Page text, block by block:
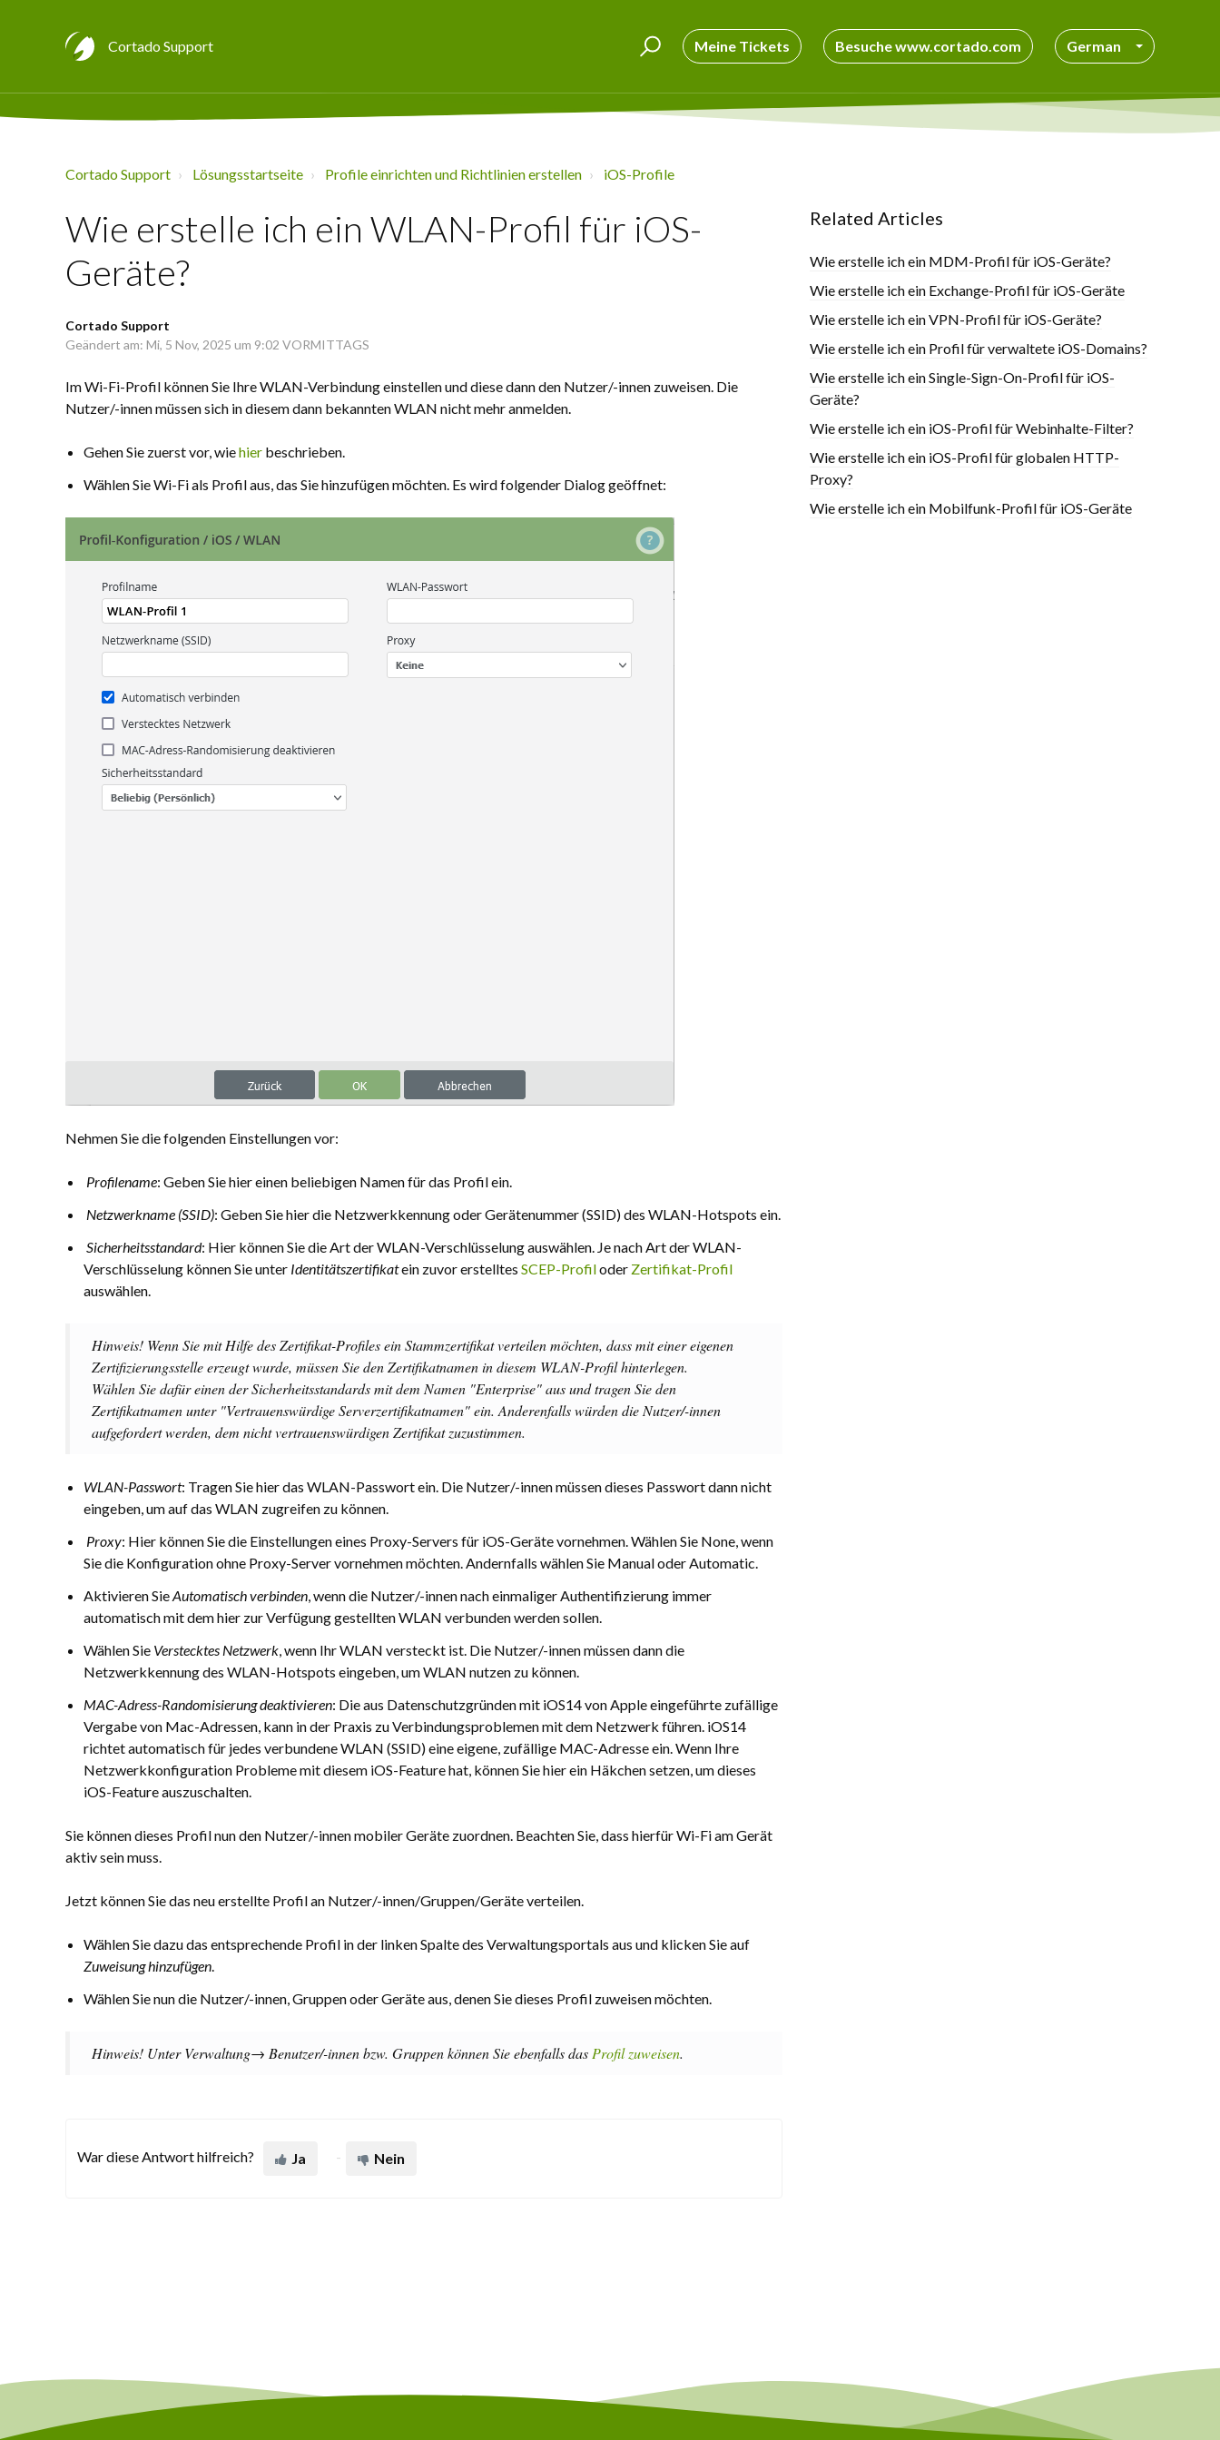
Cortado Support Meine Tickets Besuche www.cortado.com German
Cortado Support Lösungsstartseite Profile einrichten und Richtlinien erstellen iOS-Profile
Wie erstelle ich ein WLAN-Profil für iOS-
Geräte?
Cortado Support
Geändert am: Mi, 5 Nov, 2025 um 9:02 VORMITTAGS
Im Wi-Fi-Profil können Sie Ihre WLAN-Verbindung einstellen und diese dann den Nutzer/-innen zuweisen. Die
Nutzer/-innen müssen sich in diesem dann bekannten WLAN nicht mehr anmelden.
Gehen Sie zuerst vor, wiehier beschrieben.
Wählen Sie Wi-Fi als Profil aus, das Sie hinzufügen möchten. Es wird folgender Dialog geöffnet:
Nehmen Sie die folgenden Einstellungen vor:
Profilename: Geben Sie hier einen beliebigen Namen für das Profil ein.
Netzwerkname (SSID): Geben Sie hier die Netzwerkkennung oder Gerä­tenummer (SSID) des WLAN-Hotspots ein.
Sicherheitsstandard: Hier können Sie die Art der WLAN-Verschlüsselung auswählen. Je nach Art der WLAN-
Verschlüsselung können Sie unter Identitätszertifikatein zuvor erstelltes SCEP-Profiloder Zertifikat-Profil
auswählen.
Hinweis! Wenn Sie mit Hilfe des Zertifikat-Profiles ein Stammzertifikat verteilen möchten, dass mit einer eigenen
Zertifizierungsstelle erzeugt wurde, müssen Sie den Zertifikatnamen in diesem WLAN-Profil hinterlegen.
Wählen Sie dafür einen der Sicherheitsstandards mit dem Namen "Enterprise" aus und tragen Sie den
Zertifikatnamen unter "Vertrauenswürdige Serverzertifikatnamen" ein. Anderenfalls würden die Nutzer/-innen
aufgefordert werden, dem nicht vertrauenswürdigen Zertifikat zuzustimmen.
WLAN-Passwort: Tragen Sie hier das WLAN-Passwort ein. Die Nutzer/-innen müssen dieses Passwort dann nicht
eingeben, um auf das WLAN zugreifen zu können.
Proxy: Hier können Sie die Einstellungen eines Proxy-Servers für iOS-Geräte vornehmen. Wählen Sie None, wenn
Sie die Konfiguration ohne Proxy-Server vornehmen möchten. Andernfalls wählen Sie Manual oder Automatic.
Aktivieren SieAutomatisch verbinden, wenn die Nutzer/-innen nach einmaliger Authentifizierung immer
automatisch mit dem hier zur Verfügung gestellten WLAN verbunden werden sollen.
Wählen Sie Verstecktes Netzwerk, wenn Ihr WLAN versteckt ist. Die Nutzer/-innen müssen dann die
Netzwerkkennung des WLAN-Hotspots eingeben, um WLAN nutzen zu können.
MAC-Adress-Randomisierung deaktivieren: Die aus Datenschutzgründen mit iOS14 von Apple eingeführte zufällige
Vergabe von Mac-Adressen, kann in der Praxis zu Verbindungsproblemen mit dem Netzwerk führen. iOS14
richtet automatisch für jedes verbundene WLAN (SSID) eine eigene, zufällige MAC-Adresse ein. Wenn Ihre
Netzwerkkonfiguration Probleme mit diesem iOS-Feature hat, können Sie hier ein Häkchen setzen, um dieses
iOS-Feature auszuschalten.
Sie können dieses Profil nun den Nutzer/-innen mobiler Geräte zuordnen. Beachten Sie, dass hierfür Wi-Fi am Gerät
aktiv sein muss.
Jetzt können Sie das neu erstellte Profil an Nutzer/-innen/Gruppen/Geräte verteilen.
Wählen Sie dazu das entsprechende Profil in der linken Spalte des Verwaltungsportals aus und klicken Sie auf
Zuweisung hinzufügen.
Wählen Sie nun die Nutzer/-innen, Gruppen oder Geräte aus, denen Sie dieses Profil zuweisen möchten.
Hinweis! Unter Verwaltung→ Benutzer/-innen bzw. Gruppen können Sie ebenfalls das Profil zuweisen.
War diese Antwort hilfreich? Ja Nein
Related Articles
Wie erstelle ich ein MDM-Profil für iOS-Geräte?
Wie erstelle ich ein Exchange-Profil für iOS-Geräte
Wie erstelle ich ein VPN-Profil für iOS-Geräte?
Wie erstelle ich ein Profil für verwaltete iOS-Domains?
Wie erstelle ich ein Single-Sign-On-Profil für iOS-
Geräte?
Wie erstelle ich ein iOS-Profil für Webinhalte-Filter?
Wie erstelle ich ein iOS-Profil für globalen HTTP-
Proxy?
Wie erstelle ich ein Mobilfunk-Profil für iOS-Geräte